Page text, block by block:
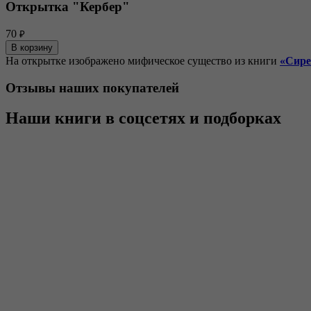
Открытка "Кербер"
70 ₽
В корзину
На открытке изображено мифическое существо из книги
Отзывы наших покупателей
Наши книги в соцсетях и подборках